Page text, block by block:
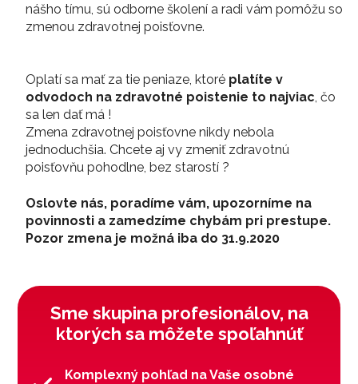
nášho tímu, sú odborne školení a radi vám pomôžu so
zmenou zdravotnej poisťovne.
Oplatí sa mať za tie peniaze, ktoré platíte v
odvodoch na zdravotné poistenie to najviac, čo
sa len dať má !
Zmena zdravotnej poisťovne nikdy nebola
jednoduchšia. Chcete aj vy zmeniť zdravotnú
poisťovňu pohodlne, bez starostí ?
Oslovte nás, poradíme vám, upozorníme na
povinnosti a zamedzíme chybám pri prestupe.
Pozor zmena je možná iba do 31.9.2020
Sme skupina profesionálov, na
ktorých sa môžete spoľahnúť
Komplexný pohľad na Vaše osobné